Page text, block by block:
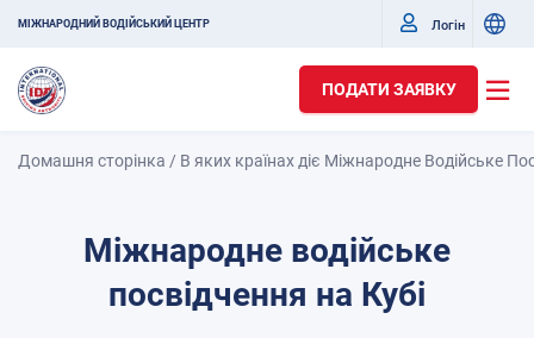
МІЖНАРОДНИЙ ВОДІЙСЬКИЙ ЦЕНТР Логін
ПОДАТИ ЗАЯВКУ
Домашня сторінка / В яких країнах діє Міжнародне Водійське
Міжнародне водійське
посвідчення на Кубі